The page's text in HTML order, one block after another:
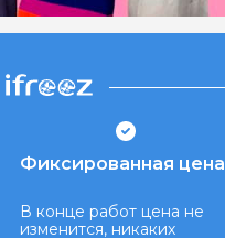
Фиксированная цена
В конце работ цена не
изменится, никаких